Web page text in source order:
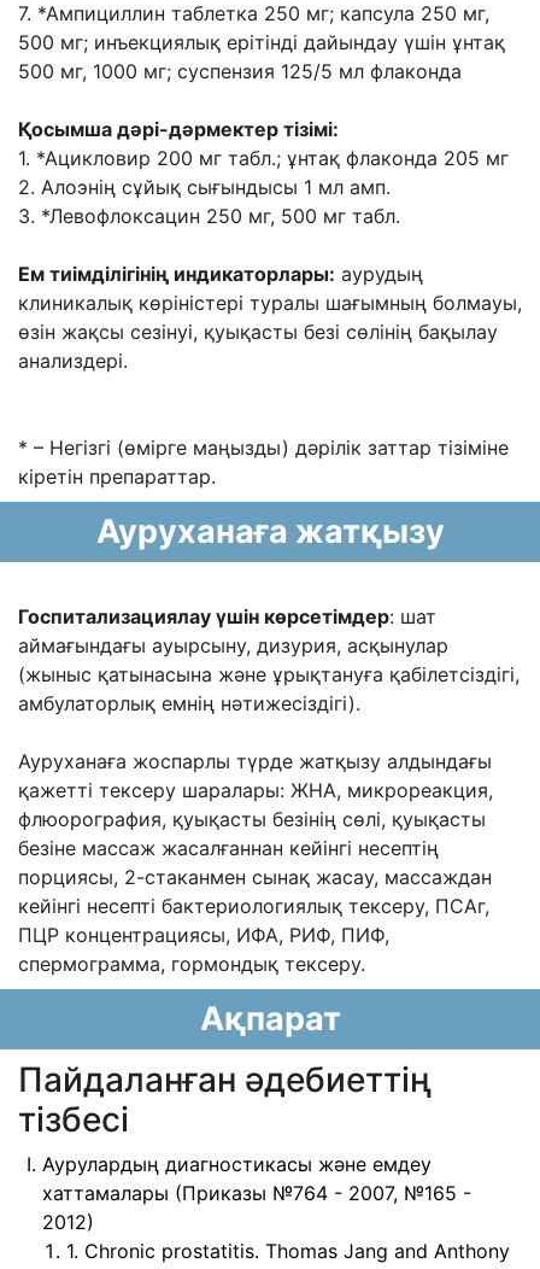
7. *Ампициллин таблетка 250 мг; капсула 250 мг,
500 мг; инъекциялық ерітінді дайындау үшін ұнтақ
500 мг, 1000 мг; суспензия 125/5 мл флаконда
Қосымша дəрі-дəрмектер тізімі:
1. *Ацикловир 200 мг табл.; ұнтақ флаконда 205 мг
2. Алоэнің сұйық сығындысы 1 мл амп.
3. *Левофлоксацин 250 мг, 500 мг табл.
Ем тиімділігінің индикаторлары: аурудың
клиникалық көріністері туралы шағымның болмауы,
өзін жақсы сезінуі, қуықасты безі сөлінің бақылау
анализдері.
* – Негізгі (өмірге маңызды) дəрілік заттар тізіміне
кіретін препараттар.
Ауруханаға жатқызу
Госпитализациялау үшін көрсетімдер: шат
аймағындағы ауырсыну, дизурия, асқынулар
(жыныс қатынасына жəне ұрықтануға қабілетсіздігі,
амбулаторлық емнің нəтижесіздігі).
Ауруханаға жоспарлы түрде жатқызу алдындағы
қажетті тексеру шаралары: ЖНА, микрореакция,
флюорография, қуықасты безінің сөлі, қуықасты
безіне массаж жасалғаннан кейінгі несептің
порциясы, 2-стаканмен сынақ жасау, массаждан
кейінгі несепті бактериологиялық тексеру, ПСАг,
ПЦР концентрациясы, ИФА, РИФ, ПИФ,
спермограмма, гормондық тексеру.
Ақпарат
Пайдаланған әдебиеттің
тізбесі
Аурулардың диагностикасы және емдеу
хаттамалары (Приказы №764 - 2007, №165 -
2012)
1. Chronic prostatitis. Thomas Jang and Anthony